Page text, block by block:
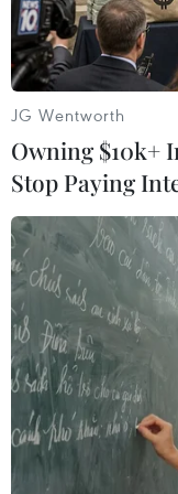
tuyến.
Lễ trao giải Oscar
Các số liệu
giải Oscar
JG Wentworth
Owning $10k+
Stop Paying